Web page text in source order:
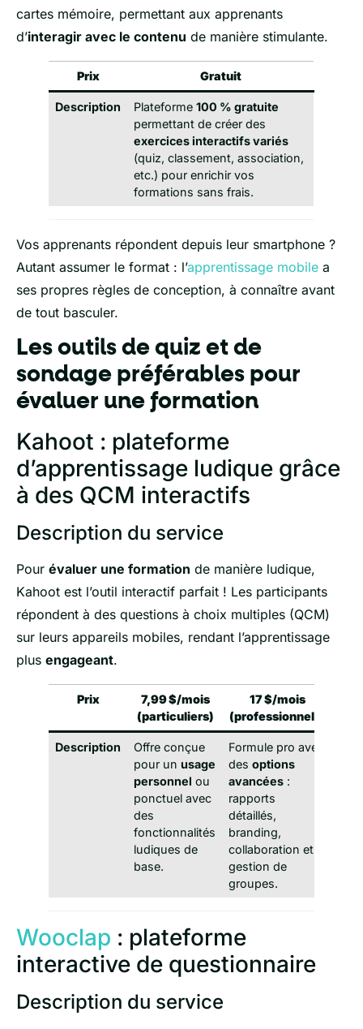
cartes mémoire, permettant aux apprenants
d’interagir avec le contenu de manière stimulante.
Prix Gratuit
Description Plateforme100 % gratuite
permettant de créer des
exercices interactifs variés
(quiz, classement, association,
etc.) pour enrichir vos
formations sans frais.
Vos apprenants répondent depuis leur smartphone ?
Autant assumer le format : l’apprentissage mobile a
ses propres règles de conception, à connaître avant
de tout basculer.
Les outils de quiz et de
sondage préférables pour
évaluer une formation
Kahoot : plateforme
d’apprentissage ludique grâce
à des QCM interactifs
Description du service
Pour évaluer une formation de manière ludique,
Kahoot est l’outil interactif parfait ! Les participants
répondent à des questions à choix multiples (QCM)
sur leurs appareils mobiles, rendant l’apprentissage
plus engageant.
Prix
7,99 $/mois
(particuliers)
17 $/mois
(professionnels)
Description
Offre conçue
pour unusage
personnel ou
ponctuel avec
des
fonctionnalités
ludiques de
base.
Formule pro avec
desoptions
avancées :
rapports
détaillés,
branding,
collaboration et
gestion de
groupes.
Wooclap : plateforme
interactive de questionnaire
Description du service